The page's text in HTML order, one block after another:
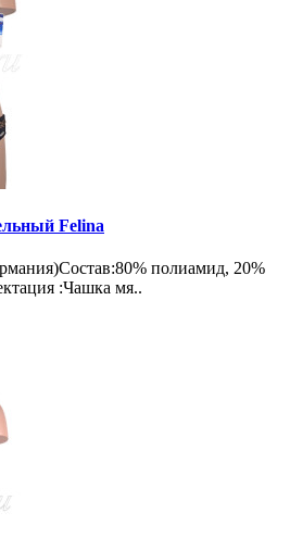
Felina
полиамид, 20%
:Чашка мя..